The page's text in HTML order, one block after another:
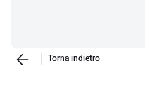
Torna indietro